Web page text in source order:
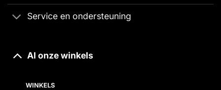
Service en ondersteuning
Al onze winkels
WINKELS